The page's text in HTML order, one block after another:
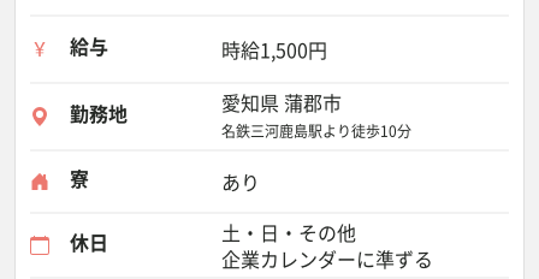
給与 時給1,500円
勤務地 愛知県 蒲郡市
名鉄三河鹿島駅より徒歩10分
寮 あり
休日
土・日・その他
企業カレンダーに準ずる